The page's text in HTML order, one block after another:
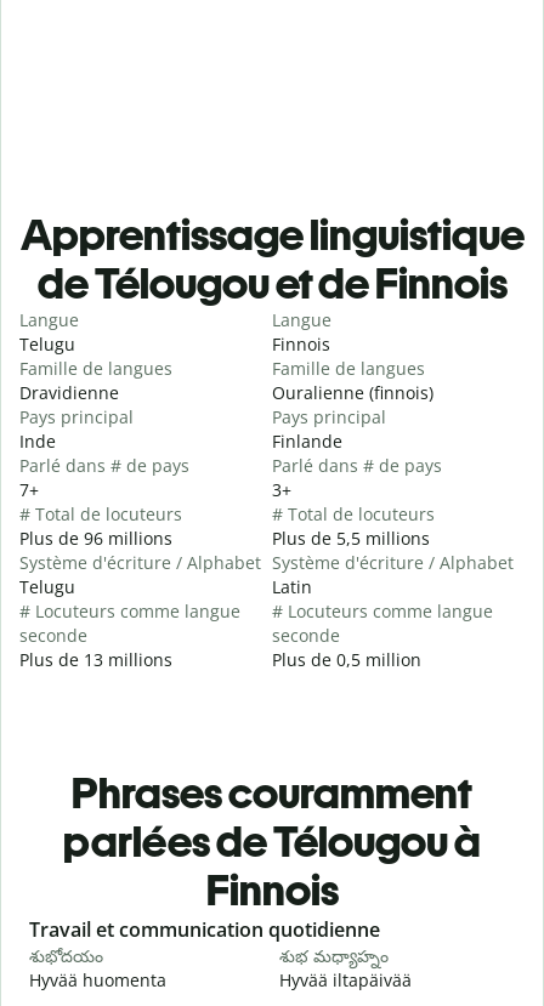
Apprentissage linguistique
de Télougou et de Finnois
Langue
Telugu
Famille de langues
Dravidienne
Pays principal
Inde
Parlé dans # de pays
7+
# Total de locuteurs
Plus de 96 millions
Système d'écriture / Alphabet
Telugu
# Locuteurs comme langue
seconde
Plus de 13 millions
Langue
Finnois
Famille de langues
Ouralienne (finnois)
Pays principal
Finlande
Parlé dans # de pays
3+
# Total de locuteurs
Plus de 5,5 millions
Système d'écriture / Alphabet
Latin
# Locuteurs comme langue
seconde
Plus de 0,5 million
Phrases couramment
parlées de Télougou à
Finnois
Slide 1 of 6
Travail et communication quotidienne
శుభోదయం
Hyvää huomenta
శుభ మధ్యాహ్నం
Hyvää iltapäivää